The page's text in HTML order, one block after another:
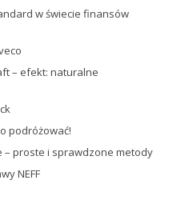
w świecie finansów
– efekt: naturalne
podróżować!
– proste i sprawdzone metody
NEFF